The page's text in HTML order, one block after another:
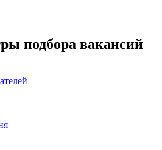
подбора вакансий